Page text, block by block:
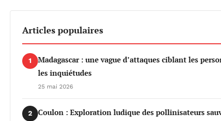
Articles populaires
1
Madagascar : une vague d’attaques ciblant les
les inquiétudes
25 mai 2026
2 Coulon : Exploration ludique des pollinisateurs